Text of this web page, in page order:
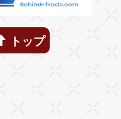
トップ